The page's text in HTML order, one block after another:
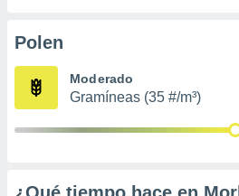
e
mediante
publicidad
publicidad
Polen
Moderado
Gramíneas (35 #/m³)